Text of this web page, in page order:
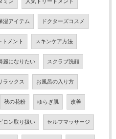
ミン 人気トリートメント
湿アイテム ドクターズコスメ
メント スキンケア方法
麗になりたい スクラブ洗顔
ラックス お風呂の入り方
秋の花粉 ゆらぎ肌 改善
ロン取り扱い セルフマッサージ